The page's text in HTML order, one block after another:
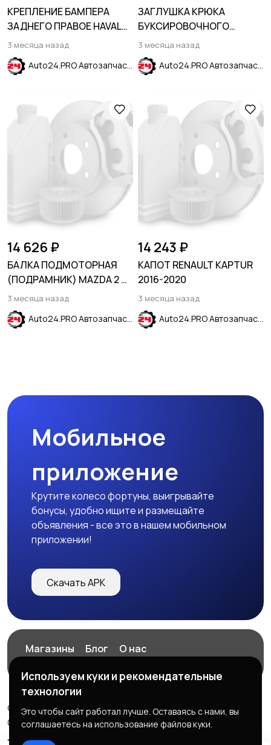
КРЕПЛЕНИЕ БАМПЕРА
ЗАДНЕГО ПРАВОЕ HAVAL
JOLION 2021-
3 месяца назад
Auto24.PRO Автозапчасти
ЗАГЛУШКА КРЮКА
БУКСИРОВОЧНОГО
передняя KIA RIO 2020-
2022 / SOLARIS KRS 2024-
3 месяца назад
Auto24.PRO Автозапчасти
14 626 ₽
БАЛКА ПОДМОТОРНАЯ
(ПОДРАМНИК) MAZDA 2 DE
2007-2014
3 месяца назад
Auto24.PRO Автозапчасти
14 243 ₽
КАПОТ RENAULT KAPTUR
2016-2020
3 месяца назад
Auto24.PRO Автозапчасти
Мобильное
приложение
Крутите колесо фортуны, выигрывайте
бонусы, удобно ищите и размещайте
объявления - все это в нашем мобильном
приложении!
Скачать APK
Магазины Блог
О нас
© 2026 ExZz.ru - Маркетплейс Экспресс Заказ
ООО "ЭКЗЗ", ОГРН: 888333777444
Используем куки и рекомендательные
технологии
Это чтобы сайт работал лучше. Оставаясь с нами, вы
соглашаетесь на использование файлов куки.